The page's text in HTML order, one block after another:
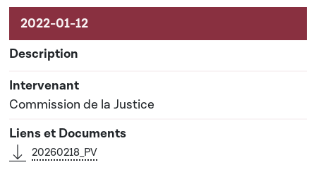
Commission de la Justice
20260218_PV